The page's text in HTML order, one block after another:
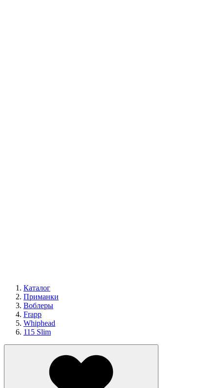
Каталог
Приманки
Воблеры
Frapp
Whiphead
115 Slim